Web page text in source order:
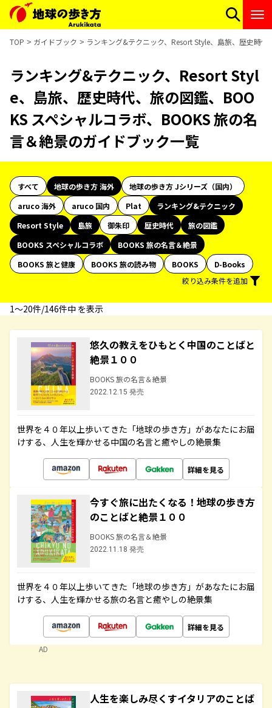
TOP ガイドブック ランキング&テクニック、Resort Style、島旅、歴史時
ランキング&テクニック、Resort Styl
e、島旅、歴史時代、旅の図鑑、BOO
KS スペシャルコラボ、BOOKS 旅の名
言＆絶景のガイドブック一覧
すべて 地球の歩き方 海外
地球の歩き方 Jシリーズ（国内）
aruco 海外
aruco 国内 Plat
ランキング&テクニック
Resort Style
島旅 御朱印 歴史時代
旅の図鑑
BOOKS スペシャルコラボ
BOOKS 旅の名言＆絶景
BOOKS 旅と健康
BOOKS 旅の読み物 BOOKS
D-Books
絞り込み条件を追加
1〜20件/146件中 を表示
悠久の教えをひもとく中国のことばと
絶景１００
BOOKS 旅の名言＆絶景
2022.12.15 発売
世界を４０年以上歩いてきた「地球の歩き方」があなたにお届
けする、人生を輝かせる中国の名言と癒やしの絶景集
詳細を見る
今すぐ旅に出たくなる！地球の歩き方
のことばと絶景１００
BOOKS 旅の名言＆絶景
2022.11.18 発売
世界を４０年以上歩いてきた「地球の歩き方」があなたにお届
けする、人生を輝かせる旅の名言と癒やしの絶景集
詳細を見る
AD
人生を楽しみ尽くすイタリアのことば